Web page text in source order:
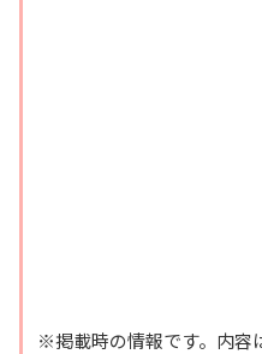
※掲載時の情報です。内容